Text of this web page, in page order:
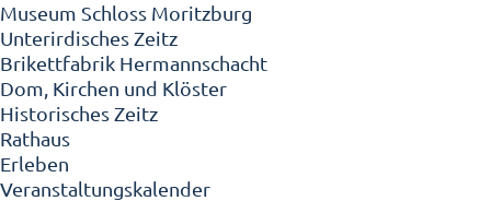
Museum Schloss Moritzburg
Unterirdisches Zeitz
Brikettfabrik Hermannschacht
Dom, Kirchen und Klöster
Historisches Zeitz
Rathaus
Erleben
Veranstaltungskalender